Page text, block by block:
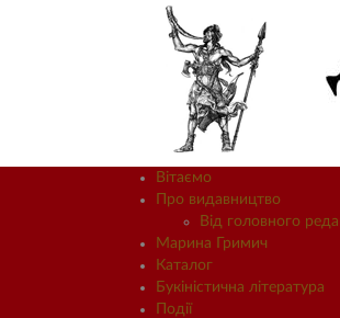
Вітаємо
Про видавництво
Від головного
Марина Гримич
Каталог
Букіністична література
Події